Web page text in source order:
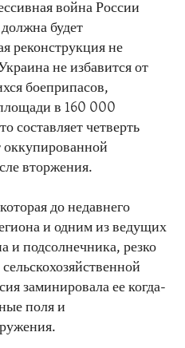
война России
будет
реконструкция не
не избавится от
боеприпасов,
в 160 000
составляет четверть
оккупированной
вторжения.
до недавнего
и одним из ведущих
и подсолнечника, резко
заминировала ее когда-
поля и